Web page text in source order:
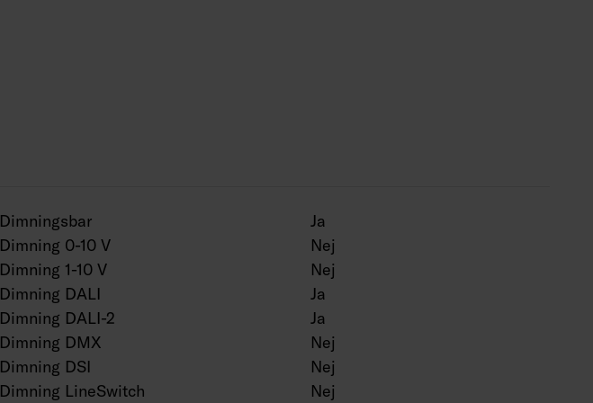
2000–5100 lm och 1600 mm modeller 2500–6400 lm. 1290 mm- och
1600 mm-modeller kan även levereras som nödbelysningsversioner
med 1 h och 3 h batterier. Dali-versioner finns även som 1- och 3-fas
genomkopplade. På beställning färgtemperaturer (CRI > 80:) 3000 K,
5000 K och 6500 K, (CRI > 90:) 3000 K och 4000 K. Går även att få
med skyddsfilm på glaset.
Dimningsbar
Ja
Dimning 0-10 V
Nej
Dimning 1-10 V
Nej
Dimning DALI
Ja
Dimning DALI-2
Ja
Dimning DMX
Nej
Dimning DSI
Nej
Dimning LineSwitch
Nej